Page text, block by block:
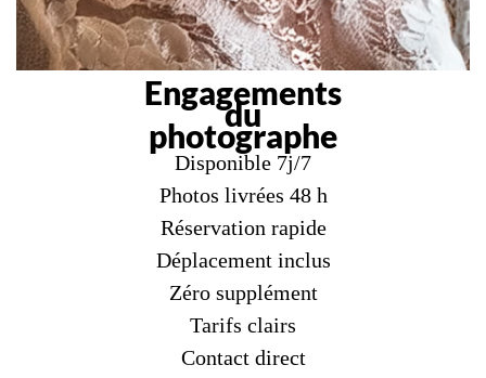
Engagements
du
photographe
Disponible 7j/7
Photos livrées 48 h
Réservation rapide
Déplacement inclus
Zéro supplément
Tarifs clairs
Contact direct